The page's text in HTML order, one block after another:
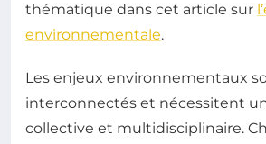
thématique dans cet article sur
environnementale.
Les enjeux environnementaux
interconnectés et nécessitent
collective et multidisciplinaire.